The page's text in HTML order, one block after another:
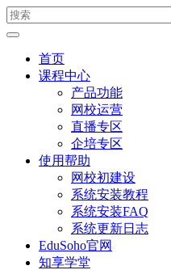
首页
课程中心
产品功能
网校运营
直播专区
企培专区
使用帮助
网校初建设
系统安装教程
系统安装FAQ
系统更新日志
EduSoho官网
知享学堂